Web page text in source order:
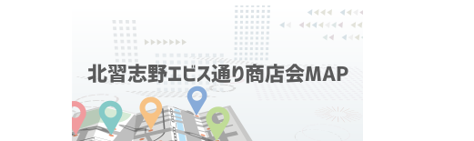
北習志野エビス通り商店会MAP